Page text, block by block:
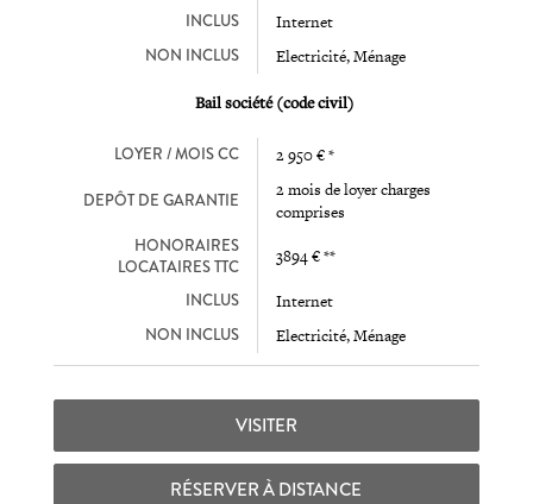
INCLUS Internet
NON INCLUS Electricité, Ménage
Bail société (code civil)
LOYER / MOIS CC 2 950 € *
DEPÔT DE GARANTIE
2 mois de loyer charges
comprises
HONORAIRES
LOCATAIRES TTC
3894 € **
INCLUS Internet
NON INCLUS Electricité, Ménage
VISITER
RÉSERVER À DISTANCE